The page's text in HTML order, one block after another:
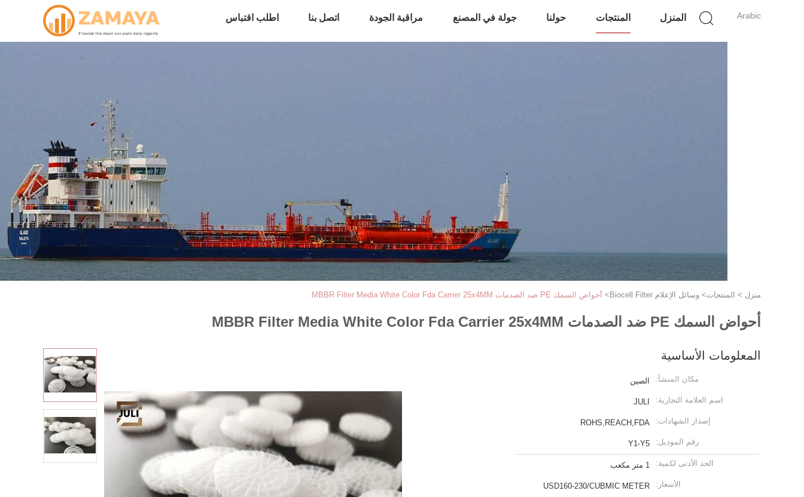
Arabic المنزل المنتجات حولنا جولة في المصنع مراقبة الجودة اتصل بنا اطلب اقتباس
منزل > المنتجات> وسائل الإعلام Biocell Filter > أحواض السمك PE ضد الصدمات MBBR Filter Media White Color Fda Carrier 25x4MM
أحواض السمك PE ضد الصدمات MBBR Filter Media White Color Fda Carrier 25x4MM
المعلومات الأساسية
مكان المنشأ: الصين
اسم العلامة التجارية: JULI
إصدار الشهادات: ROHS,REACH,FDA
رقم الموديل: Y1-Y5
الحد الأدنى لكمية: 1 متر مكعب
الأسعار: USD160-230/CUBMIC METER